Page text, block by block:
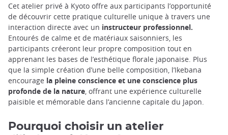
Cet atelier privé à Kyoto offre aux participants l’opportunité
de découvrir cette pratique culturelle unique à travers une
interaction directe avec un instructeur professionnel.
Entourés de calme et de matériaux saisonniers, les
participants créeront leur propre composition tout en
apprenant les bases de l’esthétique florale japonaise. Plus
que la simple création d’une belle composition, l’Ikebana
encourage la pleine conscience et une conscience plus
profonde de la nature , offrant une expérience culturelle
paisible et mémorable dans l’ancienne capitale du Japon.
Pourquoi choisir un atelier